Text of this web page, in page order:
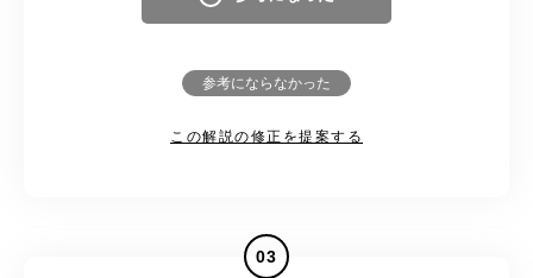
参考にならなかった
この解説の修正を提案する
03